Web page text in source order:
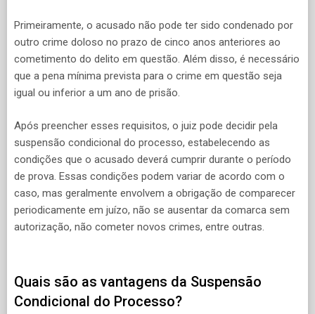
Primeiramente, o acusado não pode ter sido condenado por
outro crime doloso no prazo de cinco anos anteriores ao
cometimento do delito em questão. Além disso, é necessário
que a pena mínima prevista para o crime em questão seja
igual ou inferior a um ano de prisão.
Após preencher esses requisitos, o juiz pode decidir pela
suspensão condicional do processo, estabelecendo as
condições que o acusado deverá cumprir durante o período
de prova. Essas condições podem variar de acordo com o
caso, mas geralmente envolvem a obrigação de comparecer
periodicamente em juízo, não se ausentar da comarca sem
autorização, não cometer novos crimes, entre outras.
Quais são as vantagens da Suspensão
Condicional do Processo?